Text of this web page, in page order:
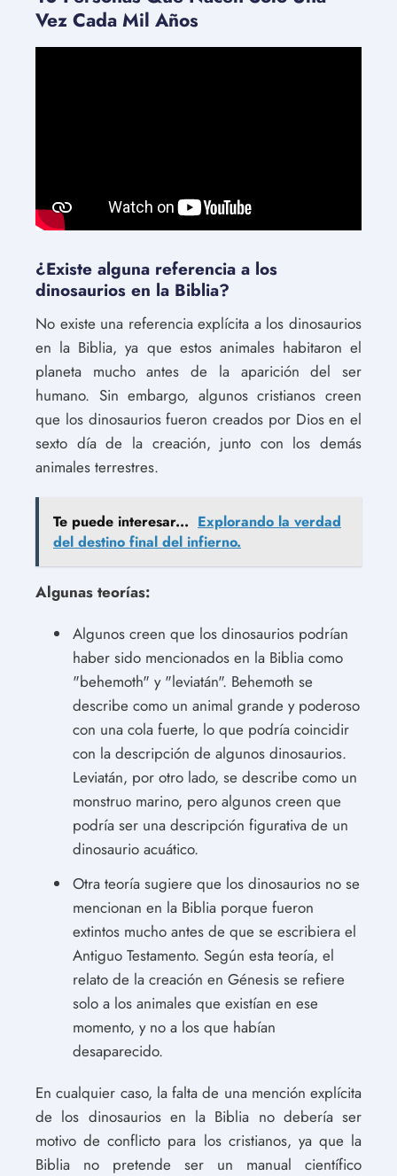
Vez Cada Mil Años
¿Existe alguna referencia a los
dinosaurios en la Biblia?
No existe una referencia explícita a los dinosaurios
en la Biblia, ya que estos animales habitaron el
planeta mucho antes de la aparición del ser
humano. Sin embargo, algunos cristianos creen
que los dinosaurios fueron creados por Dios en el
sexto día de la creación, junto con los demás
animales terrestres.
Te puede interesar... Explorando la verdad
del destino final del infierno.
Algunas teorías:
Algunos creen que los dinosaurios podrían
haber sido mencionados en la Biblia como
"behemoth" y "leviatán". Behemoth se
describe como un animal grande y poderoso
con una cola fuerte, lo que podría coincidir
con la descripción de algunos dinosaurios.
Leviatán, por otro lado, se describe como un
monstruo marino, pero algunos creen que
podría ser una descripción figurativa de un
dinosaurio acuático.
Otra teoría sugiere que los dinosaurios no se
mencionan en la Biblia porque fueron
extintos mucho antes de que se escribiera el
Antiguo Testamento. Según esta teoría, el
relato de la creación en Génesis se refiere
solo a los animales que existían en ese
momento, y no a los que habían
desaparecido.
En cualquier caso, la falta de una mención explícita
de los dinosaurios en la Biblia no debería ser
motivo de conflicto para los cristianos, ya que la
Biblia no pretende ser un manual científico